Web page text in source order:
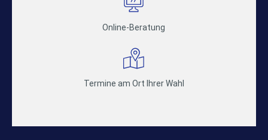
Online-Beratung
Termine am Ort Ihrer Wahl